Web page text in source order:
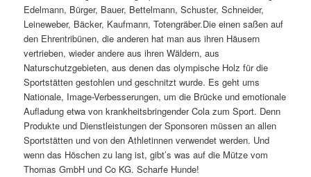
Edelmann, Bürger, Bauer, Bettelmann, Schuster, Schneider,
Leineweber, Bäcker, Kaufmann, Totengräber.Die einen saßen auf
den Ehrentribünen, die anderen hat man aus ihren Häusern
vertrieben, wieder andere aus ihren Wäldern, aus
Naturschutzgebieten, aus denen das olympische Holz für die
Sportstätten gestohlen und geschnitzt wurde. Es geht ums
Nationale, Image-Verbesserungen, um die Brücke und emotionale
Aufladung etwa von krankheitsbringender Cola zum Sport. Denn
Produkte und Dienstleistungen der Sponsoren müssen an allen
Sportstätten und von den Athletinnen verwendet werden. Und
wenn das Höschen zu lang ist, gibt’s was auf die Mütze vom
Thomas GmbH und Co KG. Scharfe Hunde!